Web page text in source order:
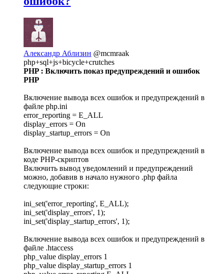
Александр Аблизин @mcmraak
php+sql+js+bicycle+crutches
PHP : Включить показ предупреждений и ошибок
PHP
Включение вывода всех ошибок и предупреждений в
файле php.ini
error_reporting = E_ALL
display_errors = On
display_startup_errors = On
Включение вывода всех ошибок и предупреждений в
коде PHP-скриптов
Включить вывод уведомлений и предупреждений
можно, добавив в начало нужного .php файла
следующие строки:
ini_set('error_reporting', E_ALL);
ini_set('display_errors', 1);
ini_set('display_startup_errors', 1);
Включение вывода всех ошибок и предупреждений в
файле .htaccess
php_value display_errors 1
php_value display_startup_errors 1